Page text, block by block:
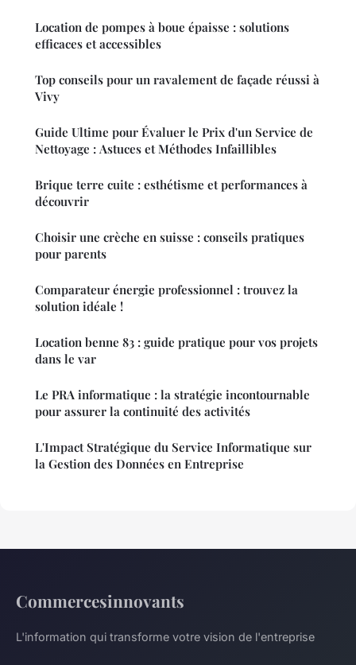
Location de pompes à boue épaisse : solutions
efficaces et accessibles
Top conseils pour un ravalement de façade réussi à
Vivy
Guide Ultime pour Évaluer le Prix d'un Service de
Nettoyage : Astuces et Méthodes Infaillibles
Brique terre cuite : esthétisme et performances à
découvrir
Choisir une crèche en suisse : conseils pratiques
pour parents
Comparateur énergie professionnel : trouvez la
solution idéale !
Location benne 83 : guide pratique pour vos projets
dans le var
Le PRA informatique : la stratégie incontournable
pour assurer la continuité des activités
L'Impact Stratégique du Service Informatique sur
la Gestion des Données en Entreprise
Commercesinnovants
L'information qui transforme votre vision de l'entreprise